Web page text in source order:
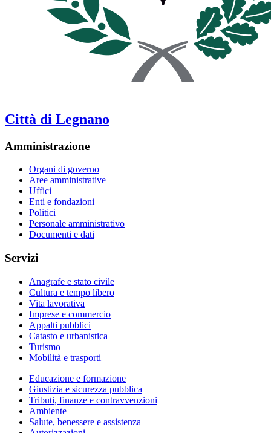
Città di Legnano
Amministrazione
Organi di governo
Aree amministrative
Uffici
Enti e fondazioni
Politici
Personale amministrativo
Documenti e dati
Servizi
Anagrafe e stato civile
Cultura e tempo libero
Vita lavorativa
Imprese e commercio
Appalti pubblici
Catasto e urbanistica
Turismo
Mobilità e trasporti
Educazione e formazione
Giustizia e sicurezza pubblica
Tributi, finanze e contravvenzioni
Ambiente
Salute, benessere e assistenza